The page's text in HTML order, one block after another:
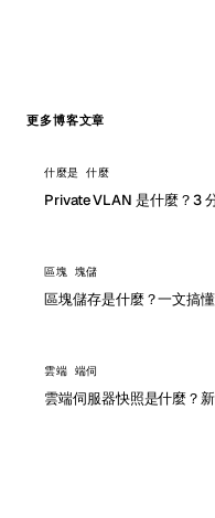
更多博客文章
什麼是 什麼
Private VLAN 是什麼？3
區塊 塊儲
區塊儲存是什麼？一文搞
雲端 端伺
雲端伺服器快照是什麼？